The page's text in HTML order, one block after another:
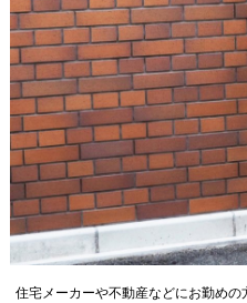
住宅メーカーや不動産などにお勤め